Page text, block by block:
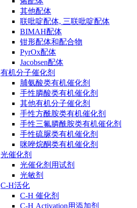
其他配体
联吡啶配体, 三联吡啶配体
BIMAH配体
钳形配体和配合物
PyrOx配体
Jacobsen配体
有机分子催化剂
脯氨酸类有机催化剂
手性膦酸类有机催化剂
其他有机分子催化剂
手性方酰胺类有机催化剂
手性三氟膦酰胺类有机催化剂
手性硫脲类有机催化剂
咪唑烷酮类有机催化剂
光催化剂
光催化剂用试剂
光敏剂
C-H活化
C-H 催化剂
C-H Activation用添加剂